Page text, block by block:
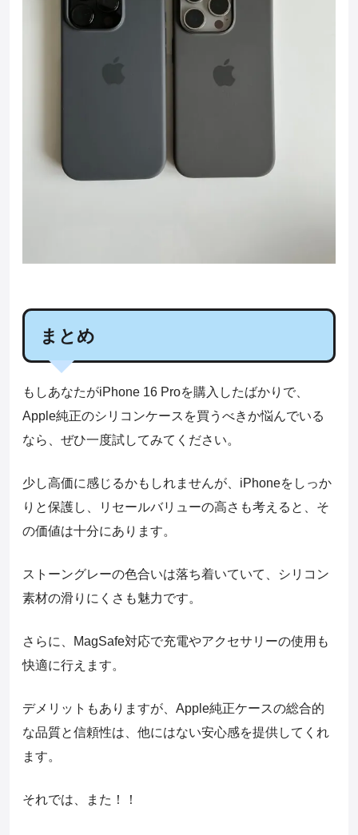
まとめ
もしあなたがiPhone 16 Proを購入したばかりで、
Apple純正のシリコンケースを買うべきか悩んでいる
なら、ぜひ一度試してみてください。
少し高価に感じるかもしれませんが、iPhoneをしっか
りと保護し、リセールバリューの高さも考えると、そ
の価値は十分にあります。
ストーングレーの色合いは落ち着いていて、シリコン
素材の滑りにくさも魅力です。
さらに、MagSafe対応で充電やアクセサリーの使用も
快適に行えます。
デメリットもありますが、Apple純正ケースの総合的
な品質と信頼性は、他にはない安心感を提供してくれ
ます。
それでは、また！！